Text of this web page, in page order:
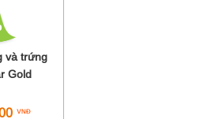
và trứng
Gold